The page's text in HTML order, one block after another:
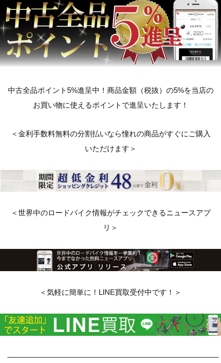
中古全品ポイント5%進呈中！商品金額（税抜）の5%を当店の
お買い物に使えるポイントで進呈いたします！
＜金利手数料無料の分割払いなら憧れの商品がすぐにご購入
いただけます＞
＜世界中のロードバイク情報がチェックできるニュースアプ
リ＞
＜気軽に簡単に！LINE買取受付中です！＞
————————————————————————————–